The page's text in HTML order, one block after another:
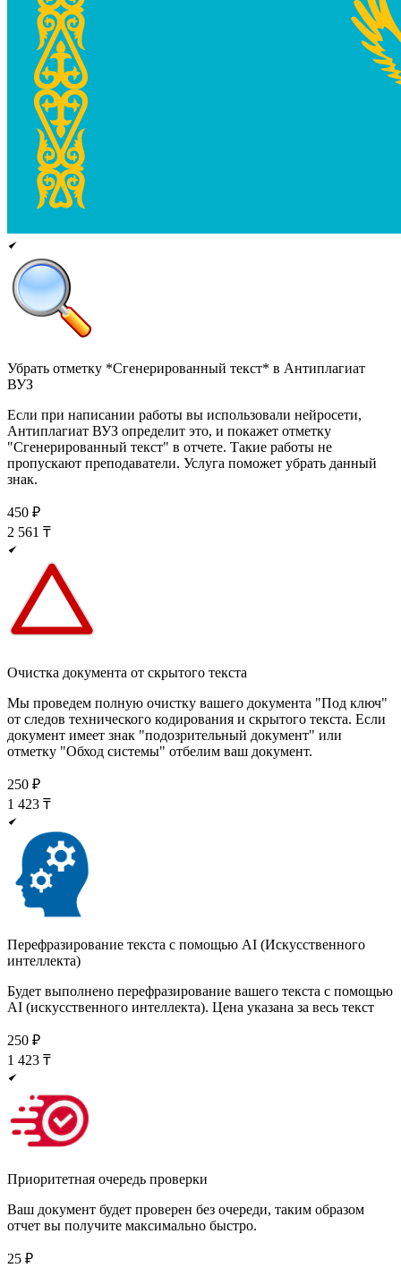
Убрать отметку *Сгенерированный текст* в Антиплагиат
ВУЗ
Если при написании работы вы использовали нейросети,
Антиплагиат ВУЗ определит это, и покажет отметку
"Сгенерированный текст" в отчете. Такие работы не
пропускают преподаватели. Услуга поможет убрать данный
знак.
450 ₽
2 561 ₸
Очистка документа от скрытого текста
Мы проведем полную очистку вашего документа "Под ключ"
от следов технического кодирования и скрытого текста. Если
документ имеет знак "подозрительный документ" или
отметку "Обход системы" отбелим ваш документ.
250 ₽
1 423 ₸
Перефразирование текста с помощью AI (Искусственного
интеллекта)
Будет выполнено перефразирование вашего текста с помощью
AI (искусственного интеллекта). Цена указана за весь текст
250 ₽
1 423 ₸
Приоритетная очередь проверки
Ваш документ будет проверен без очереди, таким образом
отчет вы получите максимально быстро.
25 ₽